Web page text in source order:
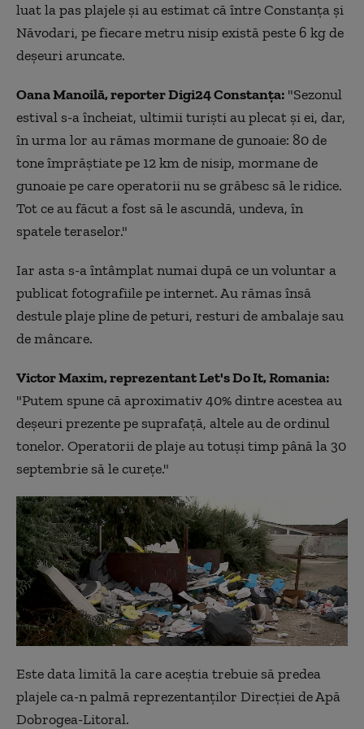
luat la pas plajele şi au estimat că între Constanţa şi
Năvodari, pe fiecare metru nisip există peste 6 kg de
deşeuri aruncate.
Oana Manoilă, reporter Digi24 Constanţa: "Sezonul
estival s-a încheiat, ultimii turişti au plecat şi ei, dar,
în urma lor au rămas mormane de gunoaie: 80 de
tone împrăştiate pe 12 km de nisip, mormane de
gunoaie pe care operatorii nu se grăbesc să le ridice.
Tot ce au făcut a fost să le ascundă, undeva, în
spatele teraselor."
Iar asta s-a întâmplat numai după ce un voluntar a
publicat fotografiile pe internet. Au rămas însă
destule plaje pline de peturi, resturi de ambalaje sau
de mâncare.
Victor Maxim, reprezentant Let's Do It, Romania:
"Putem spune că aproximativ 40% dintre acestea au
deşeuri prezente pe suprafaţă, altele au de ordinul
tonelor. Operatorii de plaje au totuşi timp până la 30
septembrie să le cureţe."
Este data limită la care aceştia trebuie să predea
plajele ca-n palmă reprezentanţilor Direcţiei de Apă
Dobrogea-Litoral.